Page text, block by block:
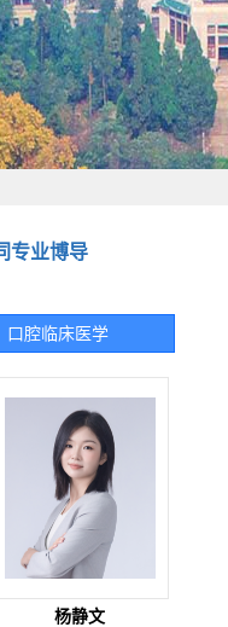
专业博导
口腔临床医学
杨静文